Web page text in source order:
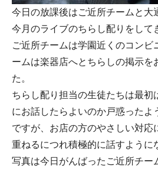
今日の放課後はご近所チームと大
今月のライブのちらし配りをして
ご近所チームは学園近くのコンビ
ームは楽器店へとちらしの掲示を
た。
ちらし配り担当の生徒たちは最初
にお話したらよいのか戸惑ったよ
ですが、お店の方のやさしい対応
重ねるにつれ積極的に話すように
写真は今日がんばったご近所チー